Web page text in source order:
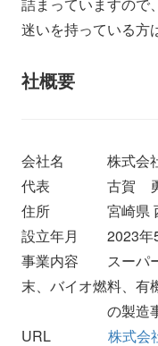
迷いを持っている方
社概要
会社名 株式会社
代表 古賀 勇
住所 宮崎県 西
設立年月 2023年
事業内容 スーパー
末、バイオ燃料、有
の製造事
URL 株式会